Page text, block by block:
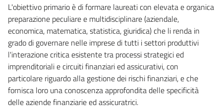
L'obiettivo primario è di formare laureati con elevata e organica
preparazione peculiare e multidisciplinare (aziendale,
economica, matematica, statistica, giuridica) che li renda in
grado di governare nelle imprese di tutti i settori produttivi
l'interazione critica esistente tra processi strategici ed
imprenditoriali e circuiti finanziari ed assicurativi, con
particolare riguardo alla gestione dei rischi finanziari, e che
fornisca loro una conoscenza approfondita delle specificità
delle aziende finanziarie ed assicuratrici.